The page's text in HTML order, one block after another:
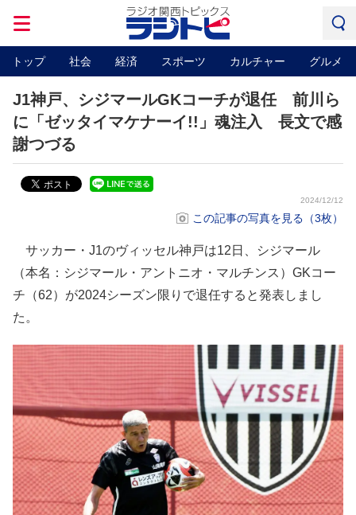
トップ 社会 経済 スポーツ カルチャー グルメ
J1神戸、シジマールGKコーチが退任 前川ら
に「ゼッタイマケナーイ!!」魂注入 長文で感
謝つづる
2024/12/12
この記事の写真を見る（3枚）
サッカー・J1のヴィッセル神戸は12日、シジマール
（本名：シジマール・アントニオ・マルチンス）GKコー
チ（62）が2024シーズン限りで退任すると発表しまし
た。